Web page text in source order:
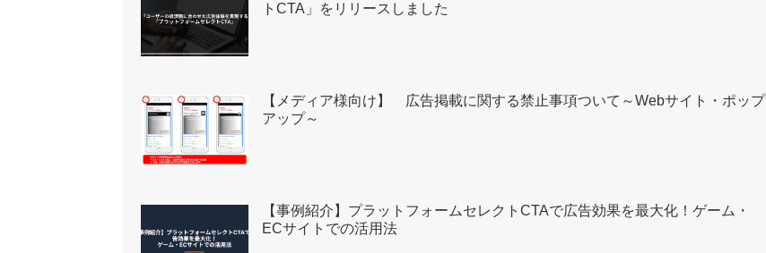
トCTA」をリリースしました
【メディア様向け】 広告掲載に関する禁止事項ついて～Webサイト・ポップ
アップ～
【事例紹介】プラットフォームセレクトCTAで広告効果を最大化！ゲーム・
ECサイトでの活用法